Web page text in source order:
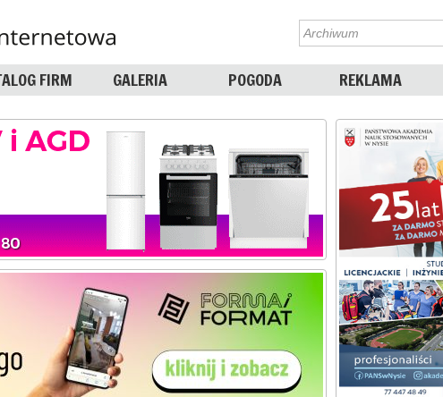
FIRM GALERIA POGODA REKLAMA